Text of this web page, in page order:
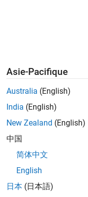
par lieu pour
scalable test
Asie-Pacifique
Australia (English)
India (English)
New Zealand (English)
中国
简体中文
English
日本 (日本語)